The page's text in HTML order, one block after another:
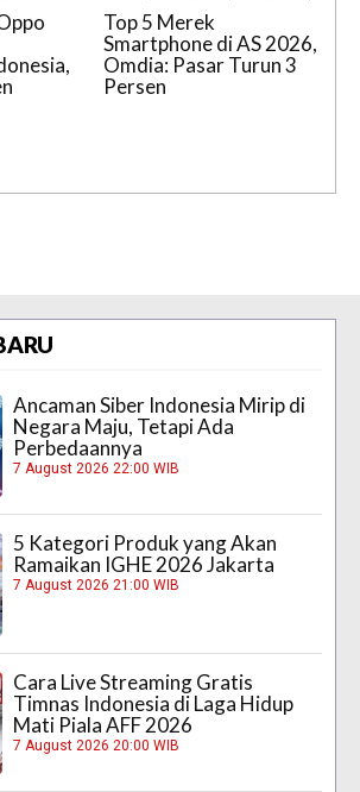
Top 5 Merek
Smartphone di AS 2026,
Omdia: Pasar Turun 3
Persen
Ancaman Siber Indonesia Mirip di
Negara Maju, Tetapi Ada
Perbedaannya
7 August 2026 22:00 WIB
5 Kategori Produk yang Akan
Ramaikan IGHE 2026 Jakarta
7 August 2026 21:00 WIB
Cara Live Streaming Gratis
Timnas Indonesia di Laga Hidup
Mati Piala AFF 2026
7 August 2026 20:00 WIB